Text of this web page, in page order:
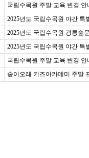
국립수목원 주말 교육 변경 안
2025년도 국립수목원 야간 특
2025년도 국립수목원 광릉숲
2025년도 국립수목원 야간 특
국립수목원 주말 교육 변경
숲이오래 키즈아카데미 주말